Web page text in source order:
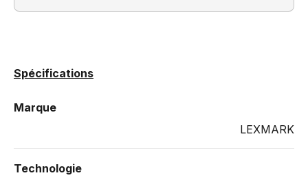
Spécifications
Marque
LEXMARK
Technologie